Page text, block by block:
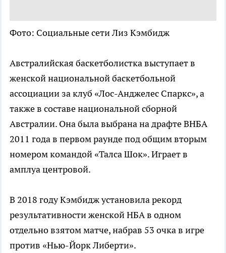
Фото: Социальные сети Лиз Кэмбидж
Австралийская баскетболистка выступает в
женской национальной баскетбольной
ассоциации за клуб «Лос-Анджелес Спаркс», а
также в составе национальной сборной
Австралии. Она была выбрана на драфте ВНБА
2011 года в первом раунде под общим вторым
номером командой «Талса Шок». Играет в
амплуа центровой.
В 2018 году Кэмбидж установила рекорд
результативности женской НБА в одном
отдельно взятом матче, набрав 53 очка в игре
против «Нью-Йорк Либерти».